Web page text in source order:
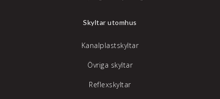
Skyltar utomhus
Kanalplastskyltar
Övriga skyltar
Reflexskyltar